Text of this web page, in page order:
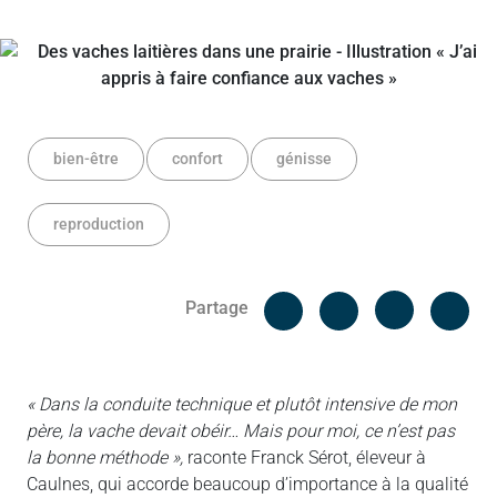
bien-être confort génisse
reproduction
Partage
Facebook
« Dans la conduite technique et plutôt intensive de mon
père, la vache devait obéir… Mais pour moi, ce n’est pas
la bonne méthode », raconte Franck Sérot, éleveur à
Caulnes, qui accorde beaucoup d’importance à la qualité